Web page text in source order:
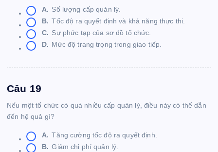
A. Số lượng cấp quản lý.
B. Tốc độ ra quyết định và khả năng thực thi.
C. Sự phức tạp của sơ đồ tổ chức.
D. Mức độ trang trọng trong giao tiếp.
Câu 19
Nếu một tổ chức có quá nhiều cấp quản lý, điều này có thể dẫn
đến hệ quả gì?
A. Tăng cường tốc độ ra quyết định.
B. Giảm chi phí quản lý.